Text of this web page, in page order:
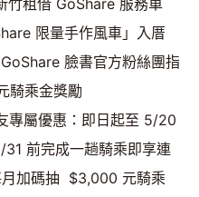
租借 GoShare 服務車
限量手作風車」入厝
臉書官方粉絲團指
騎乘金獎勵
屬優惠：即日起至 5/20
前完成一趟騎乘即享連
加碼抽 $3,000 元騎乘